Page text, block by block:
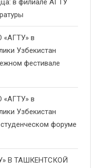
в филиале АГТУ
«АГТУ» в
Узбекистан
фестивале
«АГТУ» в
Узбекистан
форуме
В ТАШКЕНТСКОЙ